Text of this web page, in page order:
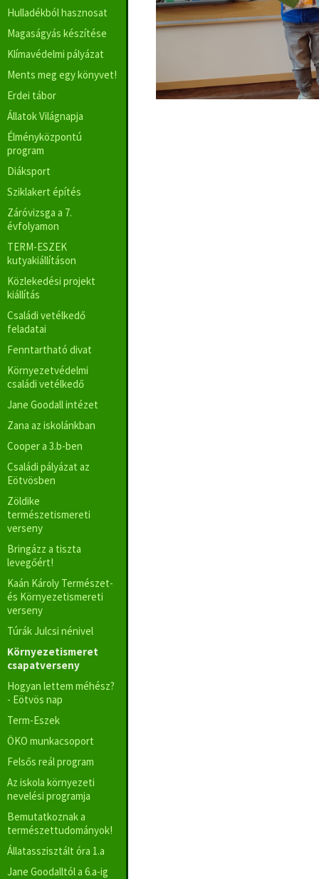
Hulladékból hasznosat
Magaságyás készítése
Klímavédelmi pályázat
Ments meg egy könyvet!
Erdei tábor
Állatok Világnapja
Élményközpontú
program
Diáksport
Sziklakert építés
Záróvizsga a 7.
évfolyamon
TERM-ESZEK
kutyakiállításon
Közlekedési projekt
kiállítás
Családi vetélkedő
feladatai
Fenntartható divat
Környezetvédelmi
családi vetélkedő
Jane Goodall intézet
Zana az iskolánkban
Cooper a 3.b-ben
Családi pályázat az
Eötvösben
Zöldike
természetismereti
verseny
Bringázz a tiszta
levegőért!
Kaán Károly Természet-
és Környezetismereti
verseny
Túrák Julcsi nénivel
Környezetismeret
csapatverseny
Hogyan lettem méhész?
- Eötvös nap
Term-Eszek
ÖKO munkacsoport
Felsős reál program
Az iskola környezeti
nevelési programja
Bemutatkoznak a
természettudományok!
Állatasszisztált óra 1.a
Jane Goodalltól a 6.a-ig